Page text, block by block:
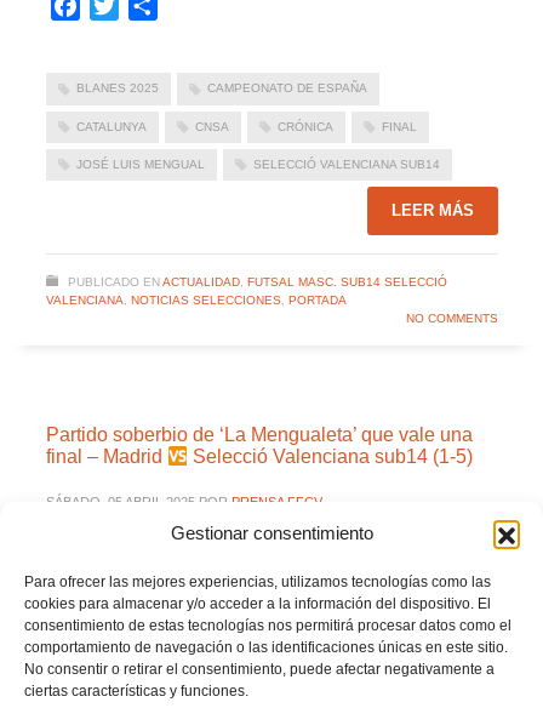
Gestionar consentimiento
Para ofrecer las mejores experiencias, utilizamos tecnologías como las
cookies para almacenar y/o acceder a la información del dispositivo. El
consentimiento de estas tecnologías nos permitirá procesar datos como el
comportamiento de navegación o las identificaciones únicas en este sitio.
No consentir o retirar el consentimiento, puede afectar negativamente a
ciertas características y funciones.
Facebook
Twitter
BLANES 2025 CAMPEONATO DE ESPAÑA
CATALUNYA CNSA CRÓNICA FINAL
JOSÉ LUIS MENGUAL SELECCIÓ VALENCIANA SUB14
LEER MÁS
PUBLICADO EN ACTUALIDAD, FUTSAL MASC. SUB14 SELECCIÓ
VALENCIANA, NOTICIAS SELECCIONES, PORTADA
NO COMMENTS
Partido soberbio de ‘La Mengualeta’ que vale una
final – Madrid
Selecció Valenciana sub14 (1-5)
SÁBADO, 05 ABRIL 2025 POR PRENSA FFCV